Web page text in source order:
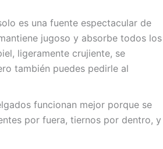
es una fuente espectacular de
jugoso y absorbe todos los
ligeramente crujiente, se
también puedes pedirle al
funcionan mejor porque se
por fuera, tiernos por dentro, y